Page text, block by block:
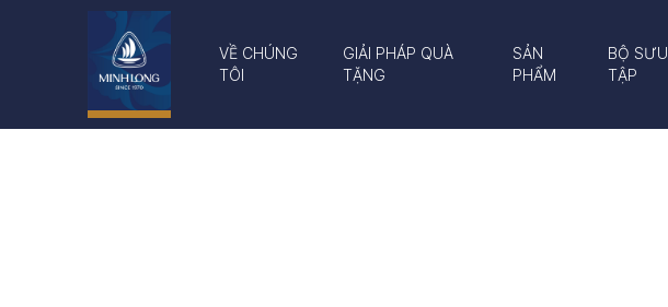
VỀ CHÚNG
TÔI
GIẢI PHÁP QUÀ
TẶNG
SẢN
PHẨM
BỘ SƯU
TẬP